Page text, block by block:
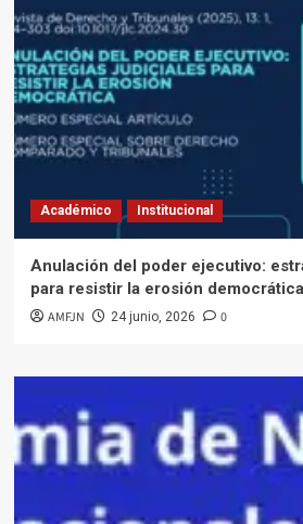
Académico Institucional
Anulación del poder ejecutivo:
para resistir la erosión democrática
AMFJN 24 junio, 2026 0